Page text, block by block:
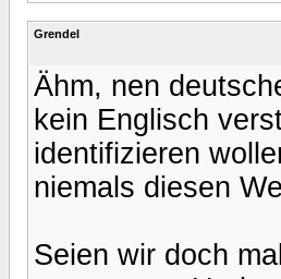
Grendel
Ähm, nen
kein Englisch
identifizieren
niemals diesen
Seien wir doch